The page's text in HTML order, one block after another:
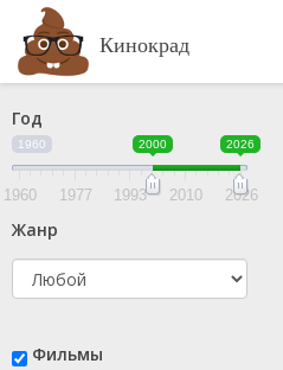
Кинокрад
Год
1960 2000 2026
1960 1977 1993 2010 2026
Жанр
Фильмы